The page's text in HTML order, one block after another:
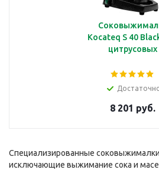
Kocateq S 40
цитрусовых
8 201 руб.
Специализированные
исключающие выжимание сока и